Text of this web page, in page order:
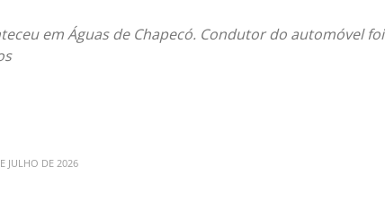
em Águas de Chapecó. Condutor do automóvel foi
JULHO DE 2026